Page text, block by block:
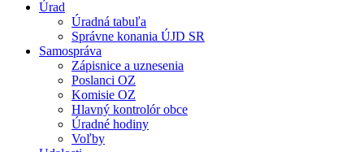
Úrad
Úradná tabuľa
Správne konania ÚJD SR
Samospráva
Zápisnice a uznesenia
Poslanci OZ
Komisie OZ
Hlavný kontrolór obce
Úradné hodiny
Voľby